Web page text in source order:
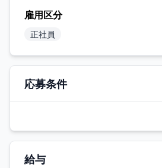
雇用区分
正社員
応募条件
給与